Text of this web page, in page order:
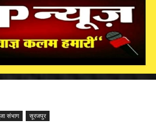
संभाग सूरजपुर